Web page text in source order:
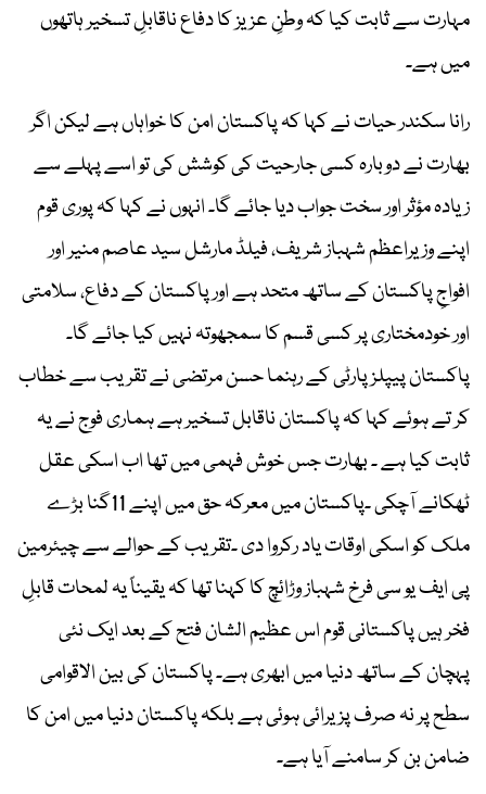
مہارت سے ثابت کیا کہ وطنِ عزیز کا دفاع ناقابلِ تسخیر ہاتھوں
میں ہے۔
رانا سکندر حیات نے کہا کہ پاکستان امن کا خواہاں ہے لیکن اگر
بھارت نے دوبارہ کسی جارحیت کی کوشش کی تو اسے پہلے سے
زیادہ مؤثر اور سخت جواب دیا جائے گا۔ انہوں نے کہا کہ پوری قوم
اپنے وزیراعظم شہباز شریف، فیلڈ مارشل سید عاصم منیر اور
افواجِ پاکستان کے ساتھ متحد ہے اور پاکستان کے دفاع، سلامتی
اور خودمختاری پر کسی قسم کا سمجھوتہ نہیں کیا جائے گا۔
پاکستان پیپلز پارٹی کے رہنما حسن مرتضی نے تقریب سے خطاب
کر تے ہوئے کہا کہ پاکستان ناقابل تسخیر ہے ہماری فوج نے یہ
ثابت کیا ہے ۔ بھارت جس خوش فہمی میں تھا اب اسکی عقل
ٹھکانے آچکی ۔پاکستان میں معرکہ حق میں اپنے 11گنا بڑے
ملک کو اسکی اوقات یاد رکروا دی ۔تقریب کے حوالے سے چیئرمین
پی ایف یو سی فرخ شہباز وڑائچ کا کہنا تھا کہ یقیناً یہ لمحات قابلِ
فخر ہیں پاکستانی قوم اس عظیم الشان فتح کے بعد ایک نئی
پہچان کے ساتھ دنیا میں ابھری ہے۔ پاکستان کی بین الاقوامی
سطح پر نہ صرف پزیرائی ہوئی ہے بلکہ پاکستان دنیا میں امن کا
ضامن بن کر سامنے آیا ہے۔